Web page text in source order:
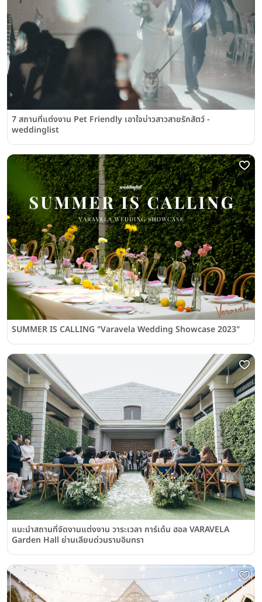
7 สถานที่แต่งงาน Pet Friendly เอาใจบ่าวสาวสายรักสัตว์ -
weddinglist
SUMMER IS CALLING "Varavela Wedding Showcase 2023"
แนะนำสถานที่จัดงานแต่งงาน วาระเวลา การ์เด้น ฮอล VARAVELA
Garden Hall ย่านเลียบด่วนรามอินทรา